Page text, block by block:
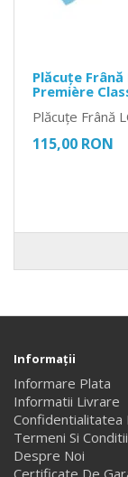
Plăcuțe Frână
Première
Plăcuțe Frână
115,00 RON
Informaţii
Informare Plata
Informatii Livrare
Confidentialitatea
Termeni Si Conditii
Despre Noi